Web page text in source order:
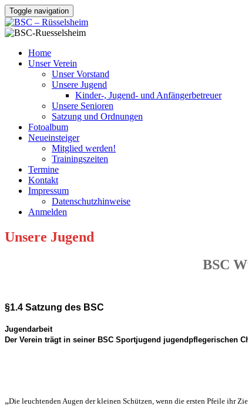
Toggle navigation
Home
Unser Verein
Unser Vorstand
Unsere Jugend
Kinder-, Jugend- und Anfängerbetreuer
Unsere Senioren
Satzung und Ordnungen
Fotoalbum
Neueinsteiger
Mitglied werden!
Trainingszeiten
Termine
Kontakt
Impressum
Datenschutzhinweise
Anmelden
Unsere Jugend
BSC
§1.4 Satzung des BSC
Jugendarbeit
Der Verein trägt in seiner BSC Sportjugend jugendpflegerischen
„Die leuchtenden Augen der kleinen Schützen, wenn die ersten Pfeile ihr